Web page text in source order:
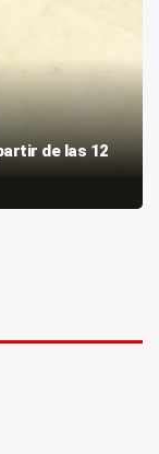
de las 12